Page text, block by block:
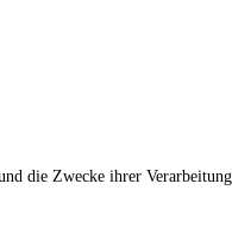
die Zwecke ihrer